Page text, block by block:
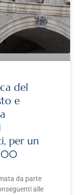
del
e
per un
da parte
alle